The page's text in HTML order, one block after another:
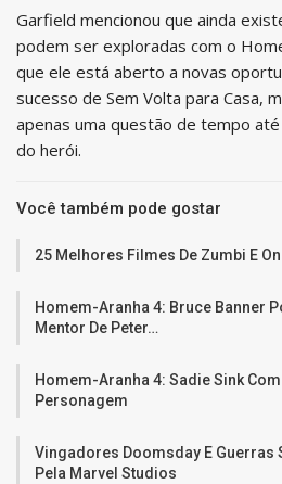
Garfield mencionou que ainda
podem ser exploradas com o
que ele está aberto a novas
sucesso de Sem Volta para Casa,
apenas uma questão de tempo
do herói.
Você também pode gostar
25 Melhores Filmes De Zumbi E
Homem-Aranha 4: Bruce Banner
Mentor De Peter…
Homem-Aranha 4: Sadie Sink
Personagem
Vingadores Doomsday E Guerras
Pela Marvel Studios